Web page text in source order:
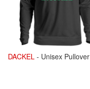
DACKEL - Unisex Pullover